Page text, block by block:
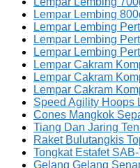
Lempar Lembing
Lempar Lembing
Lempar Lembing
Lempar Lembing
Lempar Cakram
Lempar Cakram
Lempar Cakram
Speed Agility Hoops
Cones Mangkok
Tiang Dan Jaring
Raket Bulutangkis
Tongkat Estafet
Gelang Gelang